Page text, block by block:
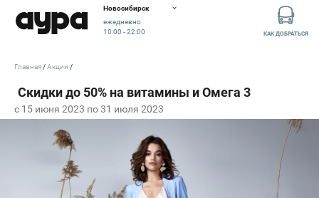
Новосибирск
ежедневно
10:00 - 22:00
КАК ДОБРАТЬСЯ
c 15 июня 2023 по 31 июля 2023
Главная Акции